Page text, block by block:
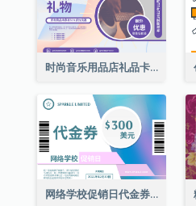
时尚音乐用品店礼品卡
网络学校促销日代金券